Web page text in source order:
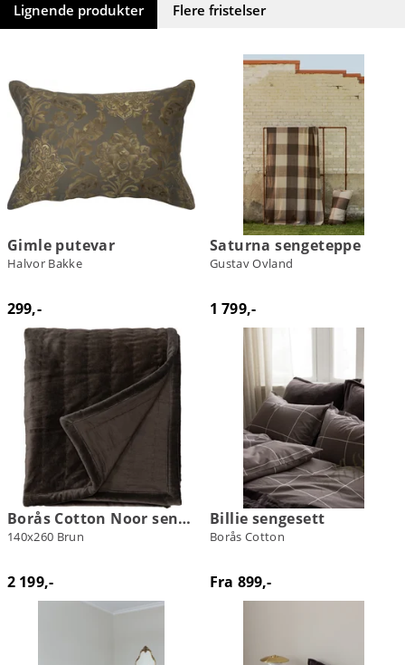
Lignende produkter Flere fristelser
Gimle putevar
Halvor Bakke
299,-
Saturna sengeteppe
Gustav Ovland
1 799,-
Borås Cotton Noor sengeteppe
140x260 Brun
2 199,-
Billie sengesett
Borås Cotton
Fra 899,-